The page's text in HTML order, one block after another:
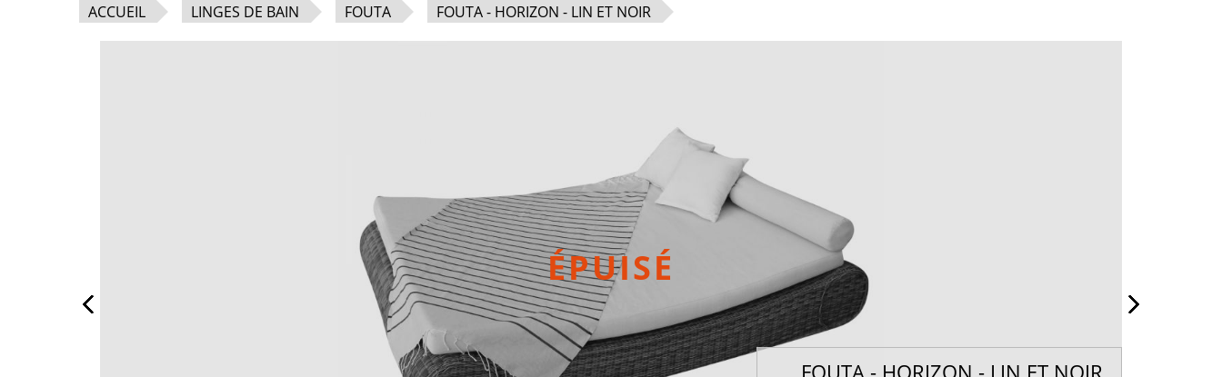
ACCUEIL LINGES DE BAIN FOUTA FOUTA - HORIZON - LIN ET NOIR
ÉPUISÉ